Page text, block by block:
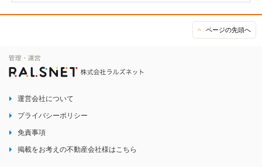
ページの先頭へ
運営会社について
プライバシーポリシー
免責事項
掲載をお考えの不動産会社様はこちら